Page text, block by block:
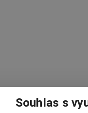
Souhlas s